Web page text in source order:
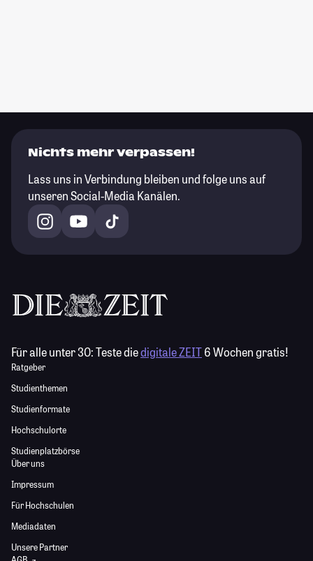
Nichts mehr verpassen!
Lass uns in Verbindung bleiben und folge uns auf
unseren Social-Media Kanälen.
Für alle unter 30:Teste diedigitale ZEIT6 Wochen gratis!
Ratgeber
Studienthemen
Studienformate
Hochschulorte
Studienplatzbörse
Über uns
Impressum
Für Hochschulen
Mediadaten
Unsere Partner